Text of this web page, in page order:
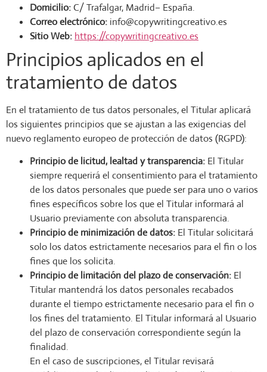
Domicilio:C/ Trafalgar, Madrid– España.
Correo electrónico: info@copywritingcreativo.es
Sitio Web: https://copywritingcreativo.es
Principios aplicados en el
tratamiento de datos
En el tratamiento de tus datos personales, el Titular aplicará
los siguientes principios que se ajustan a las exigencias del
nuevo reglamento europeo de protección de datos (RGPD):
Principio de licitud, lealtad y transparencia: El Titular
siempre requerirá el consentimiento para el tratamiento
de los datos personales que puede ser para uno o varios
fines específicos sobre los que el Titular informará al
Usuario previamente con absoluta transparencia.
Principio de minimización de datos: El Titular solicitará
solo los datos estrictamente necesarios para el fin o los
fines que los solicita.
Principio de limitación del plazo de conservación: El
Titular mantendrá los datos personales recabados
durante el tiempo estrictamente necesario para el fin o
los fines del tratamiento. El Titular informará al Usuario
del plazo de conservación correspondiente según la
finalidad.
En el caso de suscripciones, el Titular revisará